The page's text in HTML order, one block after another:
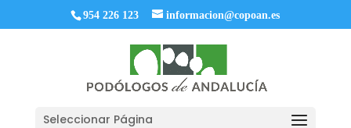
954 226 123 informacion@copoan.es
Seleccionar Página